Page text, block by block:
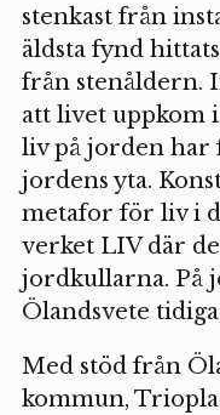
stenkast från
äldsta fynd
från stenåldern.
att livet uppkom
liv på jorden har
jordens yta.
metafor för liv i
verket LIV där
jordkullarna. På
Ölandsvete
Med stöd från
kommun,